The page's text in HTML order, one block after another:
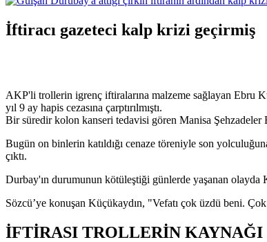
İftiracı gazeteci kalp krizi geçirmiş
AKP'li trollerin igrenç iftiralarına malzeme sağlayan Ebru
yıl 9 ay hapis cezasına çarptırılmıştı.
Bir süredir kolon kanseri tedavisi gören Manisa Şehzadeler
Bugün on binlerin katıldığı cenaze töreniyle son
çıktı.
Durbay'ın durumunun kötüleştiği günlerde yaşanan olayda
Sözcü’ye konuşan Küçükaydın, "Vefatı çok üzdü beni.
İFTİRASI TROLLERİN KAYNAĞI